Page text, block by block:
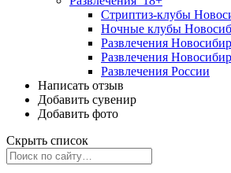
Стриптиз-клубы
Ночные клубы
Развлечения
Развлечения
Развлечения России
Написать отзыв
Добавить сувенир
Добавить фото
Скрыть список